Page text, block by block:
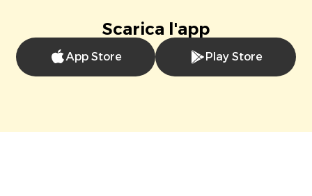
Scarica l'app
App Store Play Store